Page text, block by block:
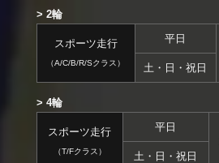
> 2輪
スポーツ走行
（A/C/B/R/Sクラス）
平日
土・日・祝日
> 4輪
スポーツ走行
（T/Fクラス）
平日
土・日・祝日